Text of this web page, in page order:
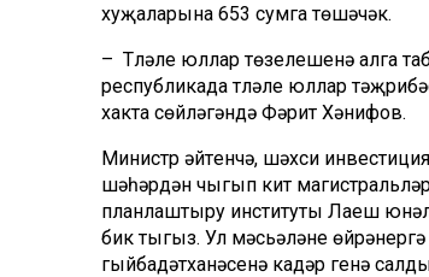
хуҗаларына 653 сумга төшәчәк.
– Түләүле юллар төзелешенә алга
республикада түләүле юллар
хакта сөйләгәндә Фәрит Хәнифов.
Министр әйтүенчә, шәхси
шәһәрдән чыгып китү
планлаштыру институты Лаеш
бик тыгыз. Ул мәсьәләне өйрәнергә
гыйбадәтханәсенә кадәр генә